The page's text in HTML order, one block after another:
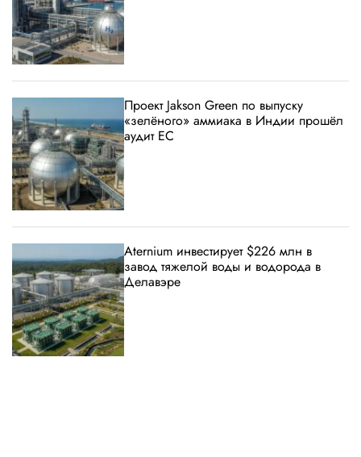
Проект Jakson Green по выпуску
«зелёного» аммиака в Индии прошёл
аудит ЕС
Aternium инвестирует $226 млн в
завод тяжелой воды и водорода в
Делавэре